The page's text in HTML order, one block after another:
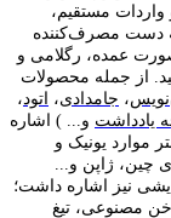
مستقیم،
دست مصرف‌کننده
عمده، رگلامی و
از جمله محصولات
، جامدادی، اتود ،
یادداشت و... ) اشاره
موارد یونیک و
چین، ژاپن و...
نیز اشاره داشت؛
مصنوعی، تیغ